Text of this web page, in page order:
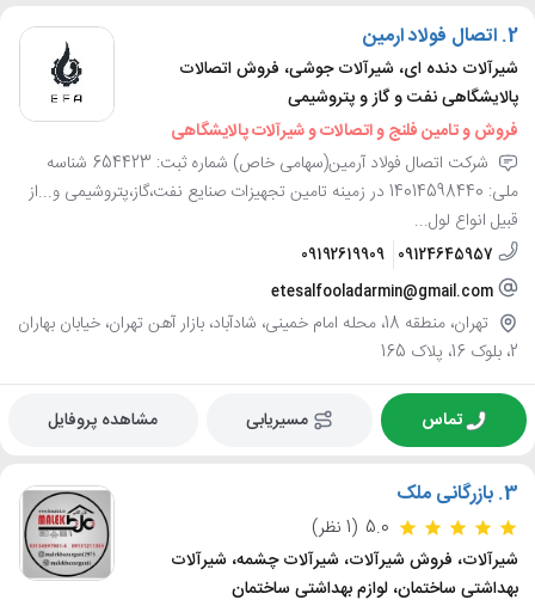
2. اتصال فولاد ارمین
شیرآلات دنده ای، شیرآلات جوشی، فروش اتصالات
پالایشگاهی نفت و گاز و پتروشیمی
فروش و تامین فلنج و اتصالات و شیرآلات پالایشگاهی
شرکت اتصال فولاد آرمین(سهامی خاص) شماره ثبت: 654423 شناسه
ملی: 14014598440 در زمینه تامین تجهیزات صنایع نفت،گاز،پتروشیمی و...از
قبیل انواع لول...
09124645957
09192619909
etesalfooladarmin@gmail.com
تهران، منطقه 18، محله امام خمینی، شادآباد، بازار آهن تهران، خیابان بهاران
2، بلوک 16، پلاک 165
تماس مسیریابی مشاهده پروفایل
3. بازرگانی ملک
5.0 (1 نظر)
شیرآلات، فروش شیرآلات، شیرآلات چشمه، شیرآلات
بهداشتی ساختمان، لوازم بهداشتی ساختمان